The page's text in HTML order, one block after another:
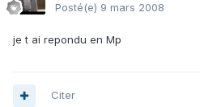
Posté(e) 9 mars 2008
je t ai repondu en Mp
Citer